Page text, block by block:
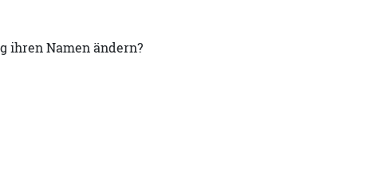
ihren Namen ändern?